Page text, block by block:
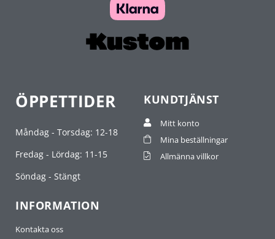
ÖPPETTIDER
Måndag - Torsdag: 12-18
Fredag - Lördag: 11-15
Söndag - Stängt
KUNDTJÄNST
Mitt konto
Mina beställningar
Allmänna villkor
INFORMATION
Kontakta oss